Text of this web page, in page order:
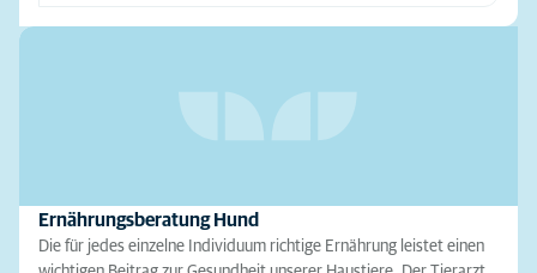
Ernährungsberatung Hund
Die für jedes einzelne Individuum richtige Ernährung leistet einen